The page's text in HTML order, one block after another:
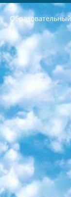
РЕСПУБЛИКА УЗБЕКИСТАН МИНИСТРЕРСТВО ДОШКОЛЬНОГО И ШКОЛЬНОГО ОБРАЗОВАНИЯ КОМАНДА в общеобразовательных учреждениях в 2023-2024 учебном году организация и проведение итоговой государственной аттестации обучающихся о Министра дошкольного и школьного образования Республики Узбекистан от 4 марта 2008 года (постановлением Минюста от 20 марта 2008 года № 1778 государственной регистрации) «Итоговое состояние учащихся общего среднего образования на основании положения об утверждении положения об аттестации общего среднего образования выпускной экзамен студентов в образовательных учреждениях в 2023-2024 учебном году В целях организации и прохождения аттестации приказываю: 1. Следующее: перечень предметов, по которым будет проводиться итоговая государственная аттестация и экзамен формы перевода согласно приложению 1; сертификаты международного образца, оценивающие уровень владения иностранными языками перечень согласно приложению 2; 2. Педагогический при специализированных образовательных учреждениях. научно-практический центр квалификации и международной оценки (Д.Давидова) 2024 г. До 25 марта: задания по предметам, по которым будет проводиться итоговая аттестация разработка и утверждение технических условий; итоговая аттестация на основании разработанного предметного задания разработка вопросов по предметам (устно и письменно), экзамен передача; общеобразовательные средние школы и специальные учебные заведения учащиеся выпускных классов школ и интернатов в агентской системе подготовка базы данных экзаменационных материалов и критериев оценки; перевод базы экзаменационных материалов на все языки обучения подать в Республиканский образовательный центр для изготовления; варианты экзаменов на основе разработанных контрольных материалов пусть будут поставлены задачи формирования. 3. Республиканский образовательный центр (Ш.Худайкулов) до 5 апреля 2024 года. до: база данных предоставленных экзаменационных материалов на все языки обучения перевод и экспертиза; для слепых, слабовидящих, глухих, слабослышащих и умственно отсталых детей учащиеся выпускных классов специализированных школ и школ-интернатов база данных экзаменационных материалов на всех преподаваемых языках подготовка критериев оценки; специализированные школы для умственно отсталых детей и технологии для учащихся выпускных классов школ-интернатов разработка соответствующих рекомендаций и критериев проведения ЕГЭ по естествознанию давать задания. 4. Педагогический при специализированных образовательных учреждениях. Научно-практический центр навыков и международной оценки (Д.Давидова), Республика образовательный центр (Худайкулов Ш.) итоговый государственный аттестационный экзамен ориентирован на творческое и логическое мышление при подготовке базы материалов учитывать введение заданий. 5. Следует отметить, что: сертификат государственного образца о знании общеобразовательного предмета и как минимум национальный уровень B1 по предметам на иностранных языках, указанным в Приложении 2. или международно признанный сертификат эквивалентного уровня студенты, изучающие определенный предмет, освобождаются от экзамена; по соответствующим предметам запланирована итоговая государственная аттестация за день до дня, путем жеребьевки Рабочей группой (в письменной форме по предметам, проводимым в форме) из числа сформированных вариантов выбрано 2 варианта; 2 выбранных варианта экзамена анонсированы на официальном сайте министерства и все выпускники по всей стране на основе этих